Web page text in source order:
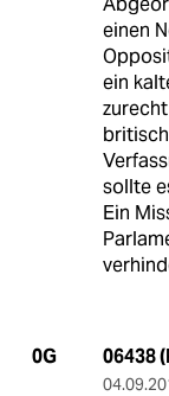
einen
ein
sollte
Ein
0G 06438